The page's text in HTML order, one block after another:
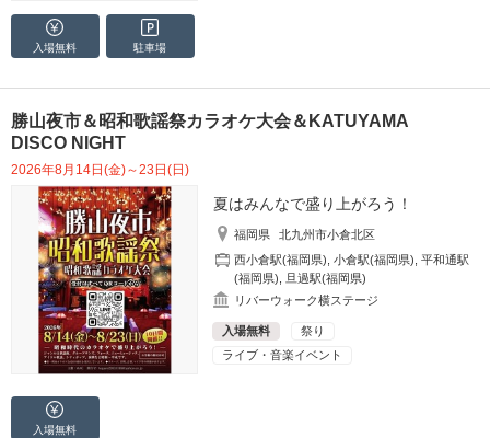
入場無料 駐車場
勝山夜市＆昭和歌謡祭カラオケ大会＆KATUYAMA
DISCO NIGHT
2026年8月14日(金)～23日(日)
夏はみんなで盛り上がろう！
福岡県
北九州市小倉北区
西小倉駅(福岡県) ,小倉駅(福岡県) ,平和通駅
(福岡県)
旦過駅(福岡県)
リバーウォーク横ステージ
入場無料
祭り
ライブ・音楽イベント
入場無料